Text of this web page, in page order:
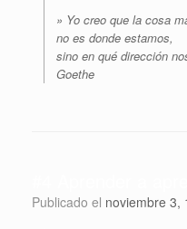
» Yo creo que la cosa
no es donde estamos,
sino en qué dirección
Goethe
Publicado el noviembre 3,